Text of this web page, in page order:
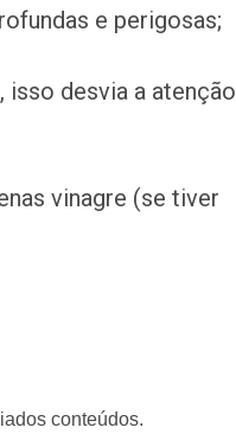
e perigosas;
isso desvia a atenção
vinagre (se tiver
conteúdos.